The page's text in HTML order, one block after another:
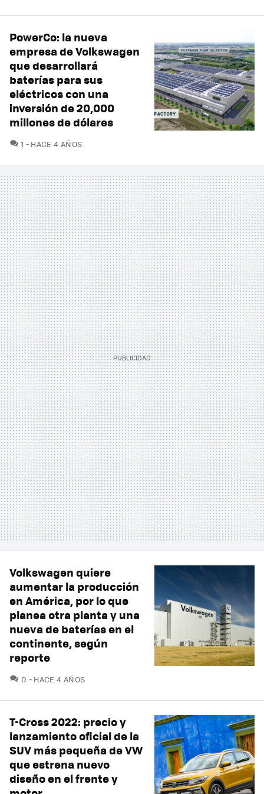
PowerCo: la nueva
empresa de Volkswagen
que desarrollará
baterías para sus
eléctricos con una
inversión de 20,000
millones de dólares
1 COMENTARIOS
HACE 4 AÑOS
Volkswagen quiere
aumentar la producción
en América, por lo que
planea otra planta y una
nueva de baterías en el
continente, según
reporte
0 COMENTARIOS
HACE 4 AÑOS
T-Cross 2022: precio y
lanzamiento oficial de la
SUV más pequeña de VW
que estrena nuevo
diseño en el frente y